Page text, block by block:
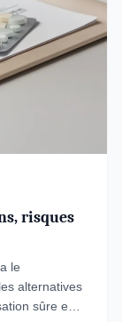
risques
le
alternatives
sûre en